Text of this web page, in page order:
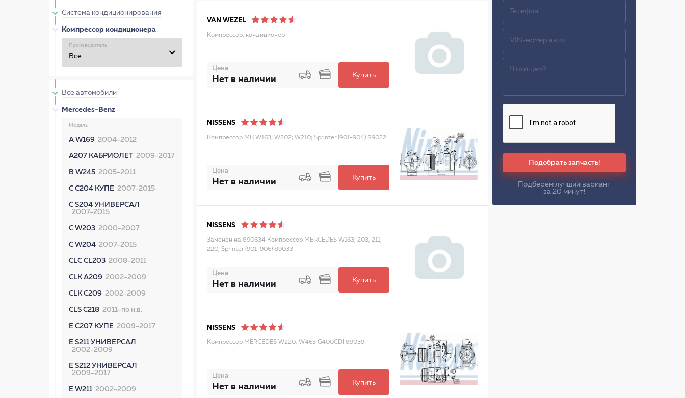
Система кондиционирования
Компрессор кондиционера
Производитель
Все автомобили
Mercedes-Benz
Модель
A W169 2004-2012
A207 КАБРИОЛЕТ 2009-2017
B W245 2005-2011
C C204 КУПЕ 2007-2015
C S204 УНИВЕРСАЛ
2007-2015
C W203 2000-2007
C W204 2007-2015
CLC CL203 2008-2011
CLK A209 2002-2009
CLK C209 2002-2009
CLS C218 2011-по н.в.
E C207 КУПЕ 2009-2017
E S211 УНИВЕРСАЛ
2002-2009
E S212 УНИВЕРСАЛ
2009-2017
E W211 2002-2009
VAN WEZEL
Компрессор, кондиционер
Цена
Нет в наличии Купить
NISSENS
Компрессор MB W163; W202; W210; Sprinter (901-904) 89022
Цена
Нет в наличии Купить
NISSENS
Заменен на 890634 Компрессор MERCEDES W163, 203, 211,
220, Sprinter (901-906) 89033
Цена
Нет в наличии Купить
NISSENS
Компрессор MERCEDES W220, W463 G400CDI 89039
Цена
Нет в наличии Купить
Подобрать запчасть!
Подберем лучший вариант
за 20 минут!